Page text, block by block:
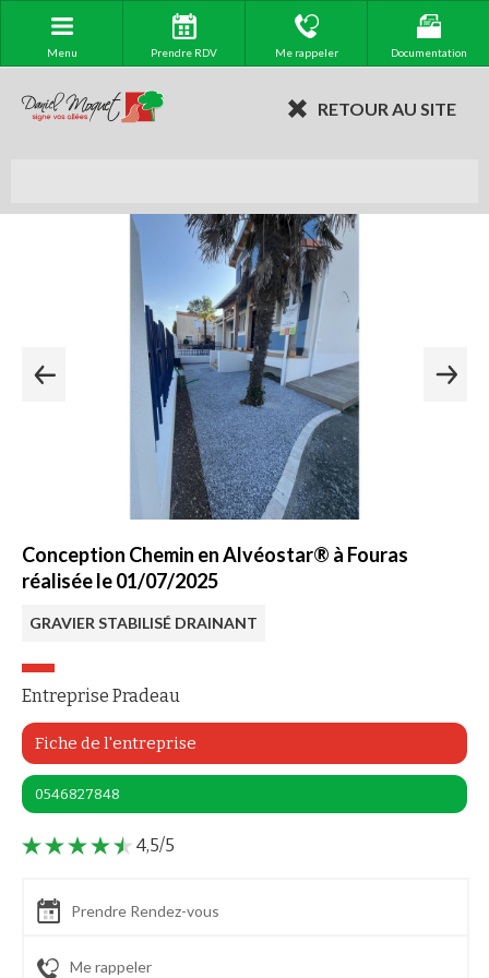
Menu Prendre RDV Me rappeler Documentation
RETOUR AU SITE
Conception Chemin en Alvéostar® à Fouras
réalisée le 01/07/2025
GRAVIER STABILISÉ DRAINANT
Entreprise Pradeau
Fiche de l'entreprise
0546827848
4,5/5
Prendre Rendez-vous
Me rappeler